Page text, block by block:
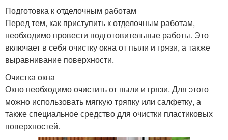
Подготовка к отделочным работам
Перед тем, как приступить к отделочным работам,
необходимо провести подготовительные работы. Это
включает в себя очистку окна от пыли и грязи, а также
выравнивание поверхности.
Очистка окна
Окно необходимо очистить от пыли и грязи. Для этого
можно использовать мягкую тряпку или салфетку, а
также специальное средство для очистки пластиковых
поверхностей.